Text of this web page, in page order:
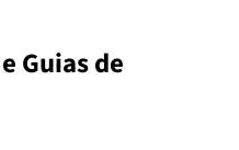
Guias de